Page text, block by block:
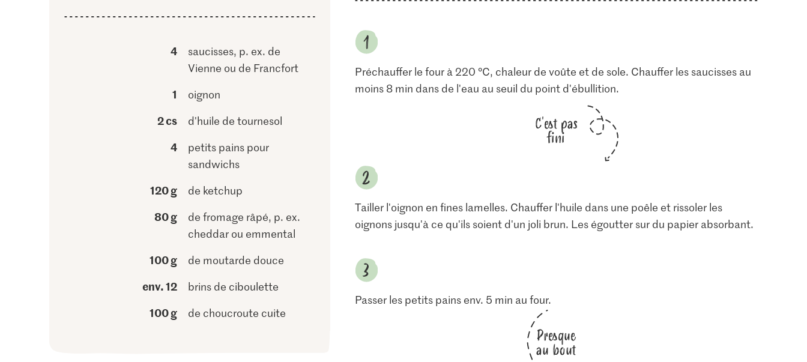
4
saucisses, p. ex. de
Vienne ou de Francfort
1 oignon
2 cs d'huile de tournesol
4
petits pains pour
sandwichs
120 g de ketchup
80 g
de fromage râpé, p. ex.
cheddar ou emmental
100 g de moutarde douce
env. 12 brins de ciboulette
100 g de choucroute cuite
Préchauffer le four à 220 °C, chaleur de voûte et de sole. Chauffer les saucisses au
moins 8 min dans de l'eau au seuil du point d'ébullition.
C'est pas
fini
Tailler l'oignon en fines lamelles. Chauffer l'huile dans une poêle et rissoler les
oignons jusqu'à ce qu'ils soient d'un joli brun. Les égoutter sur du papier absorbant.
Passer les petits pains env. 5 min au four.
Presque
au bout